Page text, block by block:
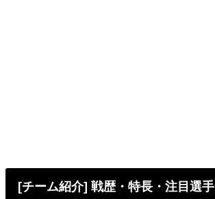
[チーム紹介] 戦歴・特長・注目選手